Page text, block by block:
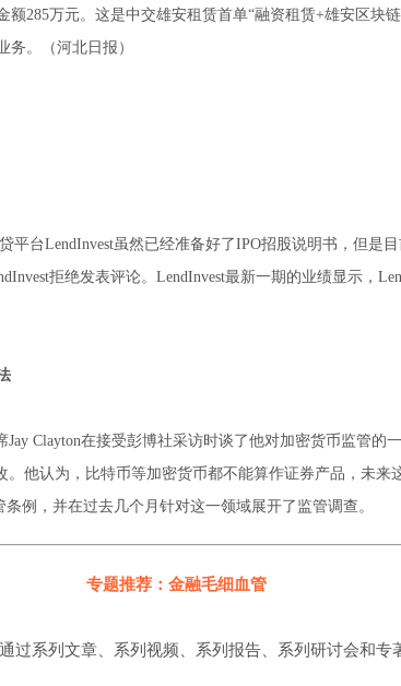
额285万元。这是中交雄安租赁首单“融资租赁+雄安区块
务。（河北日报）
平台LendInvest虽然已经准备好了IPO招股说明书，但是
拒绝发表评论。LendInvest最新一期的业绩显示，
Clayton在接受彭博社采访时谈了他对加密货币监管的
。他认为，比特币等加密货币都不能算作证券产品，未来
例，并在过去几个月针对这一领域展开了监管调查。
专题推荐：金融毛细血管
过系列文章、系列视频、系列报告、系列研讨会和专